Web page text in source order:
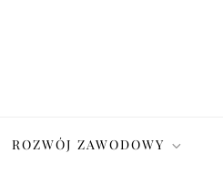
ROZWÓJ ZAWODOWY